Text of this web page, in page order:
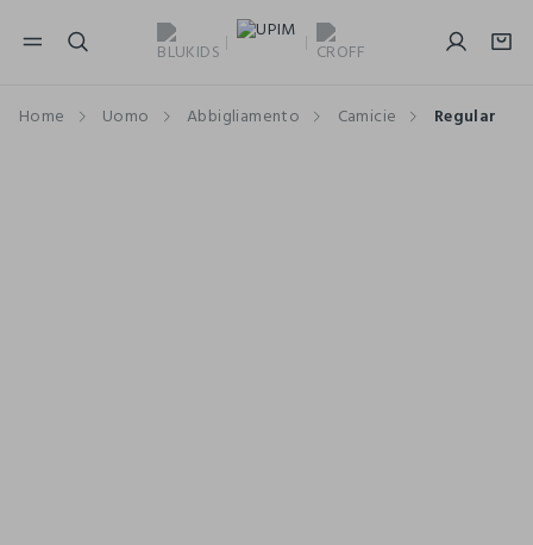
NAVIGATION.ARIA.GOTOMAINCONTENT
Home Uomo Abbigliamento Camicie Regular